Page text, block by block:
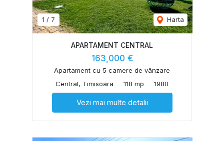
1 / 7 Harta
APARTAMENT CENTRAL
163,000 €
Apartament cu 5 camere de vânzare
Central, Timisoara
118 mp 1980
Vezi mai multe detalii